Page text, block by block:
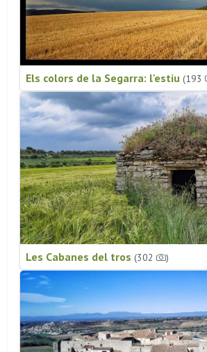
Els colors de la Segarra: l'estiu (193
Les Cabanes del tros (302 )